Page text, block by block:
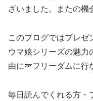
ざいました。またの機
このブログではプレゼ
ウマ娘シリーズの魅力
由に🪽フリーダムに行
毎日読んでくれる方・